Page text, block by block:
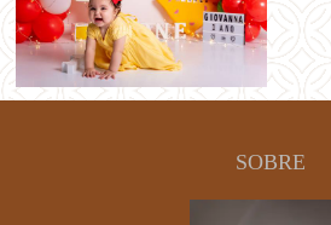
SOBRE